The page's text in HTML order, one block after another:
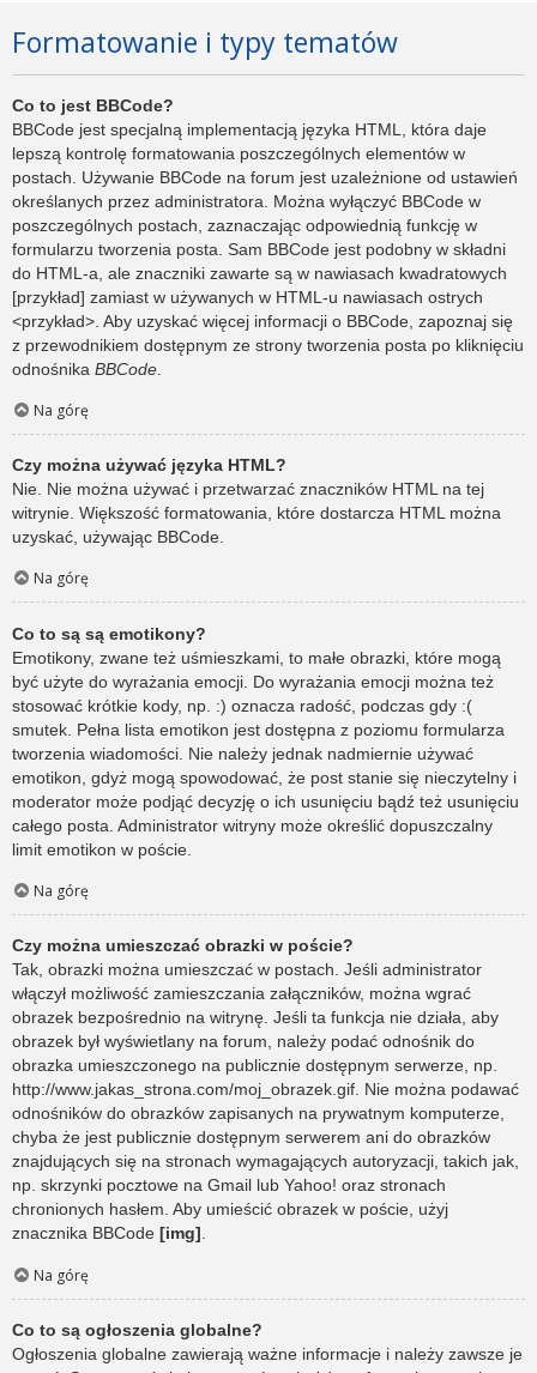
Formatowanie i typy tematów
Co to jest BBCode?
BBCode jest specjalną implementacją języka HTML, która daje
lepszą kontrolę formatowania poszczególnych elementów w
postach. Używanie BBCode na forum jest uzależnione od ustawień
określanych przez administratora. Można wyłączyć BBCode w
poszczególnych postach, zaznaczając odpowiednią funkcję w
formularzu tworzenia posta. Sam BBCode jest podobny w składni
do HTML-a, ale znaczniki zawarte są w nawiasach kwadratowych
[przykład] zamiast w używanych w HTML-u nawiasach ostrych
<przykład>. Aby uzyskać więcej informacji o BBCode, zapoznaj się
z przewodnikiem dostępnym ze strony tworzenia posta po kliknięciu
odnośnika BBCode
Na górę
Czy można używać języka HTML?
Nie. Nie można używać i przetwarzać znaczników HTML na tej
witrynie. Większość formatowania, które dostarcza HTML można
uzyskać, używając BBCode.
Na górę
Co to są są emotikony?
Emotikony, zwane też uśmieszkami, to małe obrazki, które mogą
być użyte do wyrażania emocji. Do wyrażania emocji można też
stosować krótkie kody, np. :) oznacza radość, podczas gdy :(
smutek. Pełna lista emotikon jest dostępna z poziomu formularza
tworzenia wiadomości. Nie należy jednak nadmiernie używać
emotikon, gdyż mogą spowodować, że post stanie się nieczytelny i
moderator może podjąć decyzję o ich usunięciu bądź też usunięciu
całego posta. Administrator witryny może określić dopuszczalny
limit emotikon w poście.
Na górę
Czy można umieszczać obrazki w poście?
Tak, obrazki można umieszczać w postach. Jeśli administrator
włączył możliwość zamieszczania załączników, można wgrać
obrazek bezpośrednio na witrynę. Jeśli ta funkcja nie działa, aby
obrazek był wyświetlany na forum, należy podać odnośnik do
obrazka umieszczonego na publicznie dostępnym serwerze, np.
http://www.jakas_strona.com/moj_obrazek.gif. Nie można podawać
odnośników do obrazków zapisanych na prywatnym komputerze,
chyba że jest publicznie dostępnym serwerem ani do obrazków
znajdujących się na stronach wymagających autoryzacji, takich jak,
np. skrzynki pocztowe na Gmail lub Yahoo! oraz stronach
chronionych hasłem. Aby umieścić obrazek w poście, użyj
znacznika BBCode [img].
Na górę
Co to są ogłoszenia globalne?
Ogłoszenia globalne zawierają ważne informacje i należy zawsze je